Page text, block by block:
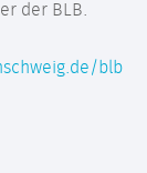
der BLB.
blb